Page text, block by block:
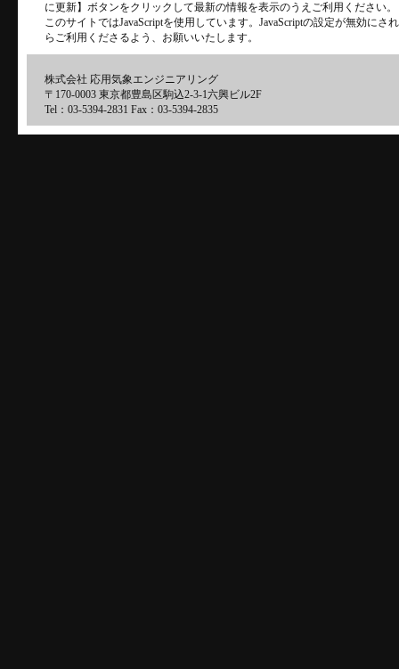
に更新】ボタンをクリックして最新の情報を表示のうえご利用ください。
このサイトではJavaScriptを使用しています。JavaScriptの設定が無効に
らご利用くださるよう、お願いいたします。
株式会社 応用気象エンジニアリング
〒170-0003 東京都豊島区駒込2-3-1六興ビル2F
Tel：03-5394-2831 Fax：03-5394-2835